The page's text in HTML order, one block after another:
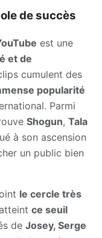
de succès
est une
et de
cumulent des
popularité
Parmi
Shogun, Tala
à son ascension
un public bien
le cercle très
ce seuil
de Josey, Serge